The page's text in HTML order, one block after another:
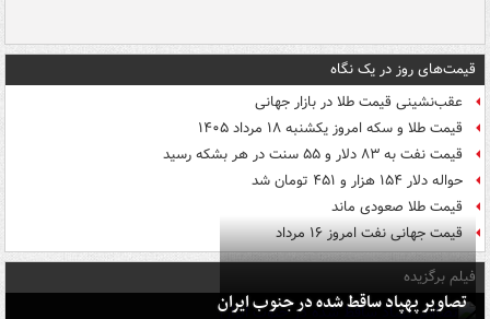
قیمت‌های روز در یک نگاه
عقب‌نشینی قیمت طلا در بازار جهانی
قیمت طلا و سکه امروز یکشنبه ۱۸ مرداد ۱۴۰۵
قیمت نفت به ۸۳ دلار و ۵۵ سنت در هر بشکه رسید
حواله دلار ۱۵۴ هزار و ۴۵۱ تومان شد
قیمت طلا صعودی ماند
قیمت جهانی نفت امروز ۱۶ مرداد
فیلم برگزیده
تصاویر پهپاد ساقط شده در جنوب ایران